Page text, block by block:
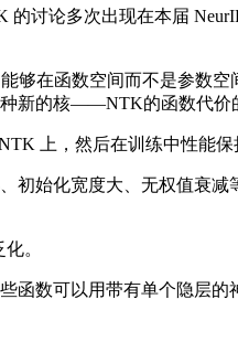
论多次出现在本届
在函数空间而不是参数空
新的核——NTK的函数代价
上，然后在训练中性能保
始化宽度大、无权值衰减
。
数可以用带有单个隐层的